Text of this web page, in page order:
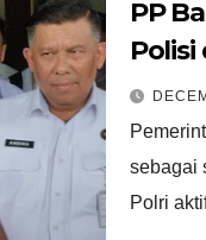
PP
sebagai
Polri